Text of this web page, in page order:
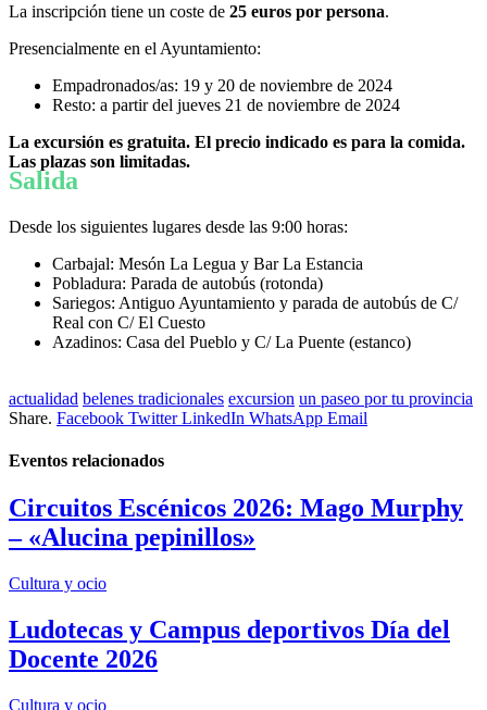
La inscripción tiene un coste de 25 euros por persona.
Presencialmente en el Ayuntamiento:
Empadronados/as: 19 y 20 de noviembre de 2024
Resto: a partir del jueves 21 de noviembre de 2024
La excursión es gratuita. El precio indicado es para la comida.
Las plazas son limitadas.
Salida
Desde los siguientes lugares desde las 9:00 horas:
Carbajal: Mesón La Legua y Bar La Estancia
Pobladura: Parada de autobús (rotonda)
Sariegos: Antiguo Ayuntamiento y parada de autobús de C/
Real con C/ El Cuesto
Azadinos: Casa del Pueblo y C/ La Puente (estanco)
actualidad belenes tradicionales excursion un paseo por tu provincia
Share. Facebook Twitter LinkedIn WhatsApp Email
Eventos relacionados
Circuitos Escénicos 2026: Mago Murphy
– «Alucina pepinillos»
Cultura y ocio
Ludotecas y Campus deportivos Día del
Docente 2026
Cultura y ocio